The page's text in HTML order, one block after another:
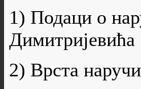
1) Подаци о
2) Врста